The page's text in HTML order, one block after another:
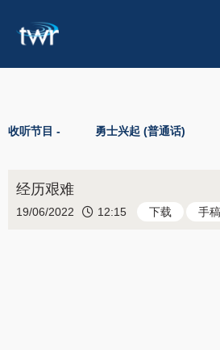
收听节目 - 勇士兴起 (普通话)
经历艰难
19/06/2022 12:15 下载 手稿